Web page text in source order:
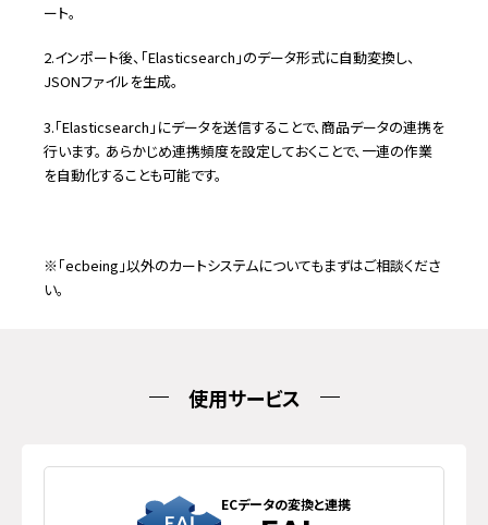
ート。
2.インポート後、「Elasticsearch」のデータ形式に自動変換し、
JSONファイルを生成。
3.「Elasticsearch」にデータを送信することで、商品データの連携を
行います。 あらかじめ連携頻度を設定しておくことで、一連の作業
を自動化することも可能です。
※ 「ecbeing」以外のカートシステムについてもまずはご相談くださ
い。
使用サービス
ECデータの変換と連携